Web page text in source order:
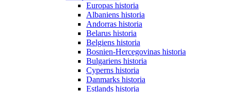
Europas historia
Albaniens historia
Andorras historia
Belarus historia
Belgiens historia
Bosnien-Hercegovinas historia
Bulgariens historia
Cyperns historia
Danmarks historia
Estlands historia